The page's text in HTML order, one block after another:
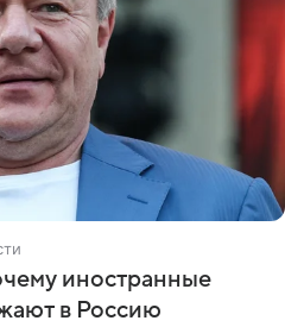
иностранные
в Россию